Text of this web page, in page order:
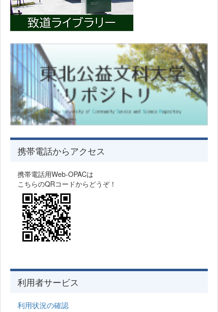
携帯電話からアクセス
携帯電話用Web-OPACは
こちらのQRコードからどうぞ！
利用者サービス
利用状況の確認